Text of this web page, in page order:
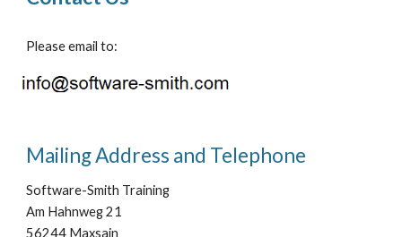
Please email to:
Mailing Address and Telephone
Software-Smith Training
Am Hahnweg 21
56244 Maxsain